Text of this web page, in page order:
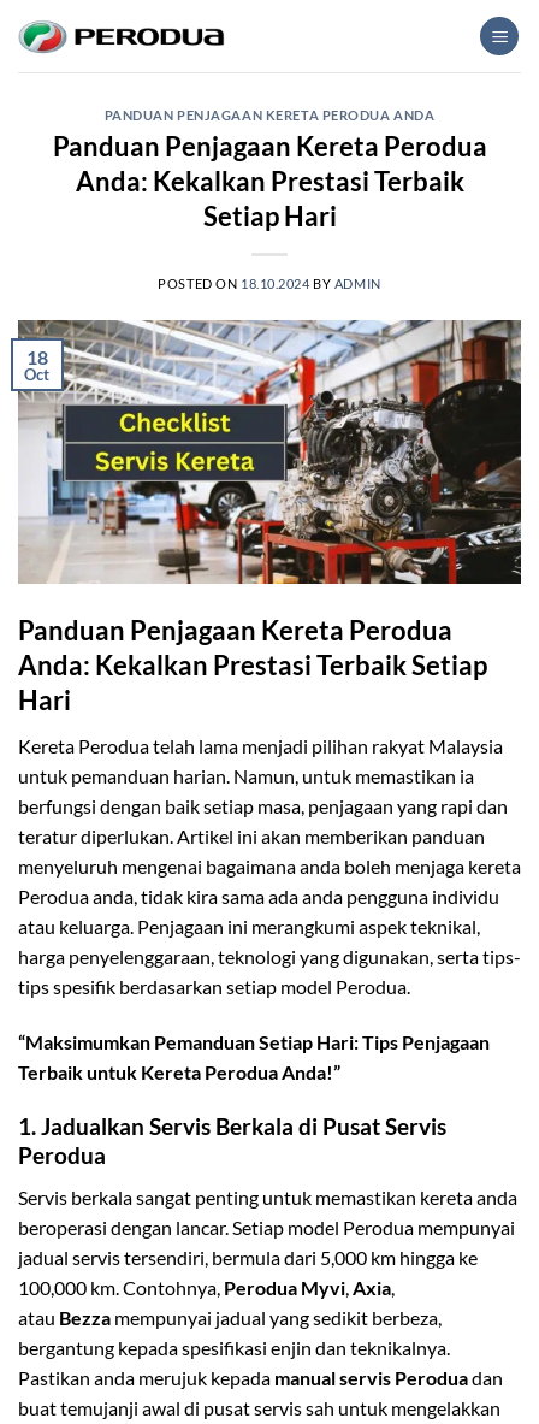
content
PANDUAN PENJAGAAN KERETA PERODUA ANDA
Panduan Penjagaan Kereta Perodua
Anda: Kekalkan Prestasi Terbaik
Setiap Hari
POSTED ON 18.10.2024 BY ADMIN
18
Oct
Panduan Penjagaan Kereta Perodua
Anda: Kekalkan Prestasi Terbaik Setiap
Hari
Kereta Perodua telah lama menjadi pilihan rakyat Malaysia
untuk pemanduan harian. Namun, untuk memastikan ia
berfungsi dengan baik setiap masa, penjagaan yang rapi dan
teratur diperlukan. Artikel ini akan memberikan panduan
menyeluruh mengenai bagaimana anda boleh menjaga kereta
Perodua anda, tidak kira sama ada anda pengguna individu
atau keluarga. Penjagaan ini merangkumi aspek teknikal,
harga penyelenggaraan, teknologi yang digunakan, serta tips-
tips spesifik berdasarkan setiap model Perodua.
“Maksimumkan Pemanduan Setiap Hari: Tips Penjagaan
Terbaik untuk Kereta Perodua Anda!”
1.Jadualkan Servis Berkala di Pusat Servis
Perodua
Servis berkala sangat penting untuk memastikan kereta anda
beroperasi dengan lancar. Setiap model Perodua mempunyai
jadual servis tersendiri, bermula dari 5,000 km hingga ke
100,000 km. Contohnya, Perodua Myvi Axia
atau Bezza mempunyai jadual yang sedikit berbeza,
bergantung kepada spesifikasi enjin dan teknikalnya.
Pastikan anda merujuk kepada manual servis Peroduadan
buat temujanji awal di pusat servis sah untuk mengelakkan